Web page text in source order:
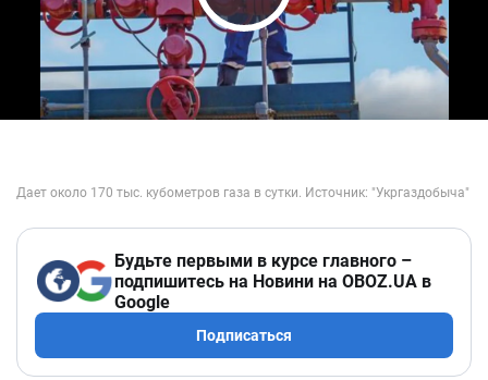
Play Video
Будьте первыми в курсе главного –
подпишитесь на Новини на OBOZ.UA в
Google
Подписаться